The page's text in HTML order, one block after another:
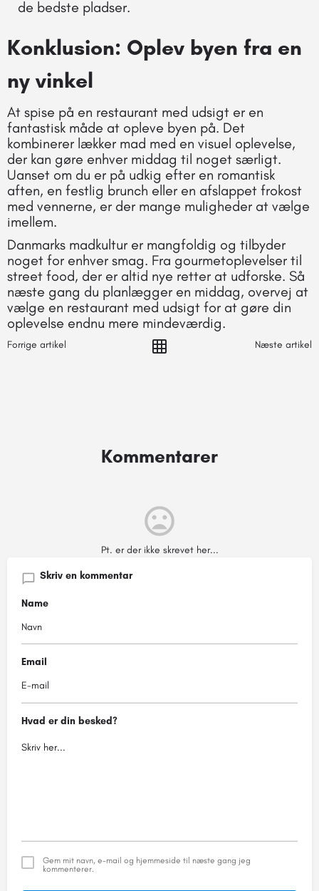
de bedste pladser.
Konklusion: Oplev byen fra en
ny vinkel
At spise på en restaurant med udsigt er en
fantastisk måde at opleve byen på. Det
kombinerer lækker mad med en visuel oplevelse,
der kan gøre enhver middag til noget særligt.
Uanset om du er på udkig efter en romantisk
aften, en festlig brunch eller en afslappet frokost
med vennerne, er der mange muligheder at vælge
imellem.
Danmarks madkultur er mangfoldig og tilbyder
noget for enhver smag. Fra gourmetoplevelser til
street food, der er altid nye retter at udforske. Så
næste gang du planlægger en middag, overvej at
vælge en restaurant med udsigt for at gøre din
oplevelse endnu mere mindeværdig.
Forrige artikel Næste artikel
Kommentarer
Pt. er der ikke skrevet her...
Skriv en kommentar
Name
Email
Hvad er din besked?
Gem mit navn, e-mail og hjemmeside til næste gang jeg
kommenterer.